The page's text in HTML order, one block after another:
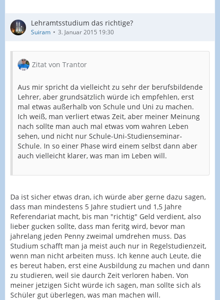
Lehramtsstudium das richtige?
Suiram 3. Januar 2015 19:30
Zitat von Trantor
Aus mir spricht da vielleicht zu sehr der berufsbildende
Lehrer, aber grundsätzlich würde ich empfehlen, erst
mal etwas außerhalb von Schule und Uni zu machen.
Ich weiß, man verliert etwas Zeit, aber meiner Meinung
nach sollte man auch mal etwas vom wahren Leben
sehen, und nicht nur Schule-Uni-Studienseminar-
Schule. In so einer Phase wird einem selbst dann aber
auch vielleicht klarer, was man im Leben will.
Da ist sicher etwas dran, ich würde aber gerne dazu sagen,
dass man mindestens 5 Jahre studiert und 1,5 Jahre
Referendariat macht, bis man "richtig" Geld verdient, also
lieber gucken sollte, dass man feritg wird, bevor man
jahrelang jeden Penny zweimal umdrehen muss. Das
Studium schafft man ja meist auch nur in Regelstudienzeit,
wenn man nicht arbeiten muss. Ich kenne auch Leute, die
es bereut haben, erst eine Ausbildung zu machen und dann
zu studieren, weil sie daurch Zeit verloren haben. Von
meiner jetzigen Sicht würde ich sagen, man sollte sich als
Schüler gut überlegen, was man machen will.